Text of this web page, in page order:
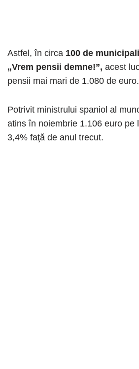
Astfel, în circa 100 de
„Vrem pensii demne!”, acest
pensii mai mari de 1.080 de euro.
Potrivit ministrului spaniol al
atins în noiembrie 1.106 euro pe
3,4% faţă de anul trecut.